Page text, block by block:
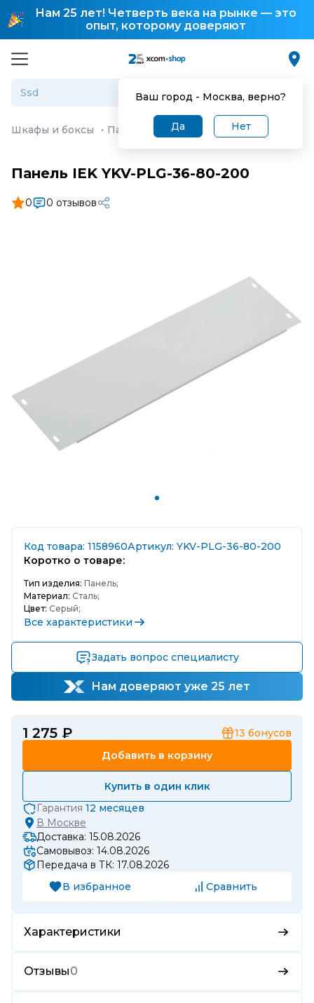
Нам 25 лет! Четверть века на рынке — это
опыт, которому доверяют
Ваш город - Москва, верно?
Да Нет
Шкафы и боксы · Панель IEK YKV-PLG-36-80-200
Панель IEK YKV-PLG-36-80-200
0 0 отзывов
Код товара: 1158960Артикул: YKV-PLG-36-80-200
Коротко о товаре:
Тип изделия: Панель;
Материал: Сталь;
Цвет: Серый;
Все характеристики
Задать вопрос специалисту
Нам доверяют уже 25 лет
1 275 ₽ 13 бонусов
Добавить в корзину
Купить в один клик
Гарантия 12 месяцев
В Москве
Доставка: 15.08.2026
Самовывоз: 14.08.2026
Передача в ТК: 17.08.2026
В избранное
Сравнить
Характеристики
Отзывы0